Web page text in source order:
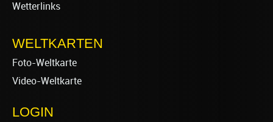
Wetterlinks
WELTKARTEN
Foto-Weltkarte
Video-Weltkarte
LOGIN